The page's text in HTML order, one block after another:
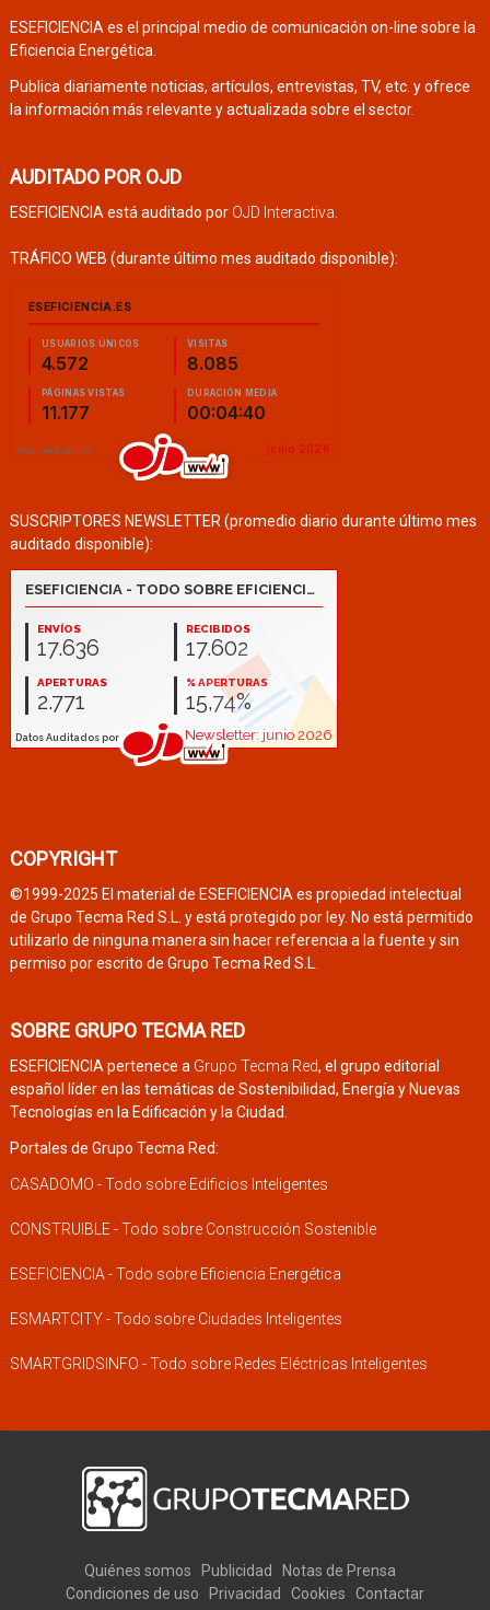
ESEFICIENCIA es el principal medio de comunicación on-line sobre la
Eficiencia Energética.
Publica diariamente noticias, artículos, entrevistas, TV, etc. y ofrece
la información más relevante y actualizada sobre el sector.
AUDITADO POR OJD
ESEFICIENCIA está auditado por OJD Interactiva.
TRÁFICO WEB (durante último mes auditado disponible):
SUSCRIPTORES NEWSLETTER (promedio diario durante último mes
auditado disponible):
COPYRIGHT
©1999-2025 El material de ESEFICIENCIA es propiedad intelectual
de Grupo Tecma Red S.L. y está protegido por ley. No está permitido
utilizarlo de ninguna manera sin hacer referencia a la fuente y sin
permiso por escrito de Grupo Tecma Red S.L.
SOBRE GRUPO TECMA RED
ESEFICIENCIA pertenece a Grupo Tecma Red, el grupo editorial
español líder en las temáticas de Sostenibilidad, Energía y Nuevas
Tecnologías en la Edificación y la Ciudad.
Portales de Grupo Tecma Red:
CASADOMO - Todo sobre Edificios Inteligentes
CONSTRUIBLE - Todo sobre Construcción Sostenible
ESEFICIENCIA - Todo sobre Eficiencia Energética
ESMARTCITY - Todo sobre Ciudades Inteligentes
SMARTGRIDSINFO - Todo sobre Redes Eléctricas Inteligentes
Quiénes somos Publicidad
Notas de Prensa
Condiciones de uso
Privacidad Cookies Contactar